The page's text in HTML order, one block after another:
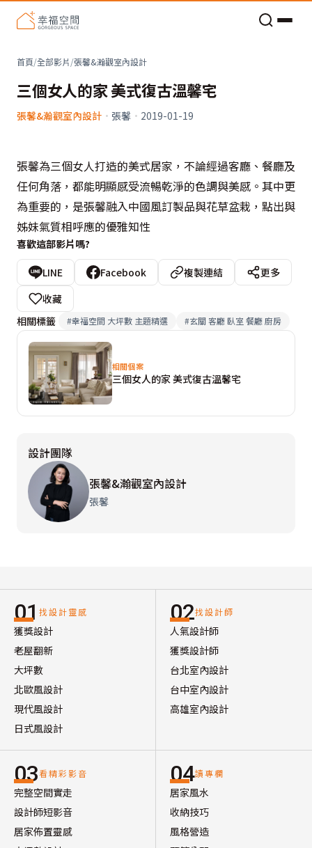
首頁/全部影片/張馨&瀚觀室內設計
三個女人的家 美式復古溫馨宅
張馨&瀚觀室內設計 · 張馨 · 2019-01-19
張馨為三個女人打造的美式居家，不論經過客廳、餐廳及
任何角落，都能明顯感受流暢乾淨的色調與美感。其中更
為重要的，是張馨融入中國風訂製品與花草盆栽，點出與
姊妹氣質相呼應的優雅知性
喜歡這部影片嗎?
LINE Facebook 複製連結
更多
收藏
相關標籤
#幸福空間 大坪數 主題精選 #玄關 客廳 臥室 餐廳 廚房
相關個案
三個女人的家 美式復古溫馨宅
設計團隊
張馨&瀚觀室內設計
張馨
01 找設計靈感
獲獎設計
老屋翻新
大坪數
北歐風設計
現代風設計
日式風設計
02找設計師
人氣設計師
獲獎設計師
台北室內設計
台中室內設計
高雄室內設計
03看精彩影音
完整空間實走
設計師短影音
居家佈置靈感
04讀專欄
居家風水
收納技巧
風格營造